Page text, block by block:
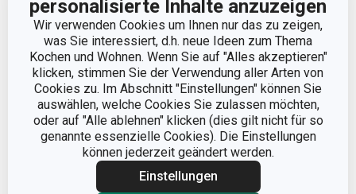
personalisierte Inhalte anzuzeigen
Wir verwenden Cookies um Ihnen nur das zu zeigen,
was Sie interessiert, d.h. neue Ideen zum Thema
Kochen und Wohnen. Wenn Sie auf "Alles akzeptieren"
klicken, stimmen Sie der Verwendung aller Arten von
Cookies zu. Im Abschnitt "Einstellungen" können Sie
auswählen, welche Cookies Sie zulassen möchten,
oder auf "Alle ablehnen" klicken (dies gilt nicht für so
genannte essenzielle Cookies). Die Einstellungen
können jederzeit geändert werden.
Einstellungen